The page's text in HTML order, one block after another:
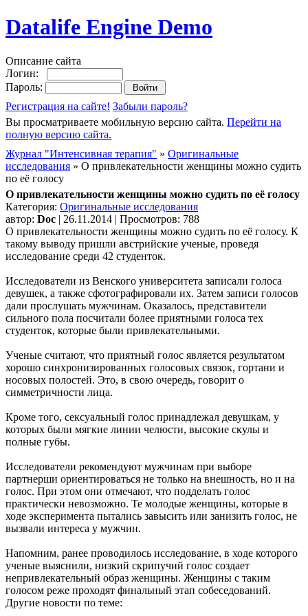
Datalife Engine Demo
Описание сайта
Логин:
Пароль:
Регистрация на сайте! Забыли пароль?
Вы просматриваете мобильную версию сайта. Перейти на
полную версию сайта.
Журнал "Интенсивная терапия" » Оригинальные
исследования » О привлекательности женщины можно судить
по её голосу
О привлекательности женщины можно судить по её голосу
Категория: Оригинальные исследования
автор: Doc | 26.11.2014 | Просмотров: 788
О привлекательности женщины можно судить по её голосу. К
такому выводу пришли австрийские ученые, проведя
исследование среди 42 студенток.
Исследователи из Венского университета записали голоса
девушек, а также сфотографировали их. Затем записи голосов
дали прослушать мужчинам. Оказалось, представители
сильного пола посчитали более приятными голоса тех
студенток, которые были привлекательными.
Ученые считают, что приятный голос является результатом
хорошо синхронизированных голосовых связок, гортани и
носовых полостей. Это, в свою очередь, говорит о
симметричности лица.
Кроме того, сексуальный голос принадлежал девушкам, у
которых были мягкие линии челюсти, высокие скулы и
полные губы.
Исследователи рекомендуют мужчинам при выборе
партнерши ориентироваться не только на внешность, но и на
голос. При этом они отмечают, что подделать голос
практически невозможно. Те молодые женщины, которые в
ходе эксперимента пытались завысить или занизить голос, не
вызвали интереса у мужчин.
Напомним, ранее проводилось исследование, в ходе которого
ученые выяснили, низкий скрипучий голос создает
непривлекательный образ женщины. Женщины с таким
голосом реже проходят финальный этап собеседований.
Другие новости по теме: